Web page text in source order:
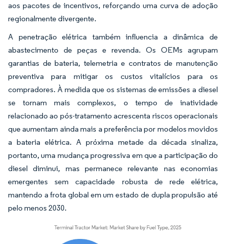
aos pacotes de incentivos, reforçando uma curva de adoção
regionalmente divergente.
A penetração elétrica também influencia a dinâmica de
abastecimento de peças e revenda. Os OEMs agrupam
garantias de bateria, telemetria e contratos de manutenção
preventiva para mitigar os custos vitalícios para os
compradores. À medida que os sistemas de emissões a diesel
se tornam mais complexos, o tempo de inatividade
relacionado ao pós-tratamento acrescenta riscos operacionais
que aumentam ainda mais a preferência por modelos movidos
a bateria elétrica. A próxima metade da década sinaliza,
portanto, uma mudança progressiva em que a participação do
diesel diminui, mas permanece relevante nas economias
emergentes sem capacidade robusta de rede elétrica,
mantendo a frota global em um estado de dupla propulsão até
pelo menos 2030.